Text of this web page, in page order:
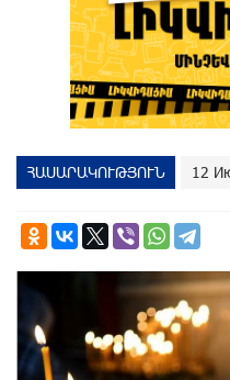
ՀԱՍԱՐԱԿՈՒԹՅՈՒՆ 12